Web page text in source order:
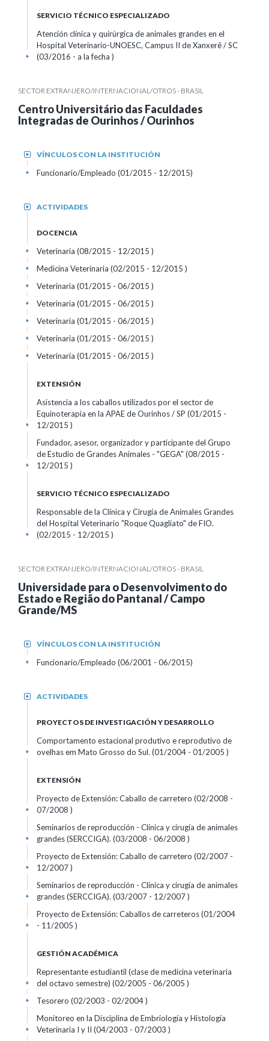
SERVICIO TÉCNICO ESPECIALIZADO
Atención clínica y quirúrgica de animales grandes en el
Hospital Veterinario-UNOESC, Campus II de Xanxerê / SC
(03/2016 - a la fecha )
+
SECTOR EXTRANJERO/INTERNACIONAL/OTROS - BRASIL
Centro Universitário das Faculdades
Integradas de Ourinhos / Ourinhos
VÍNCULOS CON LA INSTITUCIÓN
+
Funcionario/Empleado (01/2015 - 12/2015)
+
ACTIVIDADES
+
DOCENCIA
Veterinaria (08/2015 - 12/2015 )
+
Medicina Veterinaria (02/2015 - 12/2015 )
+
Veterinaria (01/2015 - 06/2015 )
+
Veterinaria (01/2015 - 06/2015 )
+
Veterinaria (01/2015 - 06/2015 )
+
Veterinaria (01/2015 - 06/2015 )
+
Veterinaria (01/2015 - 06/2015 )
+
EXTENSIÓN
Asistencia a los caballos utilizados por el sector de
Equinoterapia en la APAE de Ourinhos / SP (01/2015 -
12/2015 )
+
Fundador, asesor, organizador y participante del Grupo
de Estudio de Grandes Animales - "GEGA" (08/2015 -
12/2015 )
+
SERVICIO TÉCNICO ESPECIALIZADO
Responsable de la Clínica y Cirugía de Animales Grandes
del Hospital Veterinario "Roque Quagliato" de FIO.
(02/2015 - 12/2015 )
+
SECTOR EXTRANJERO/INTERNACIONAL/OTROS - BRASIL
Universidade para o Desenvolvimento do
Estado e Região do Pantanal / Campo
Grande/MS
VÍNCULOS CON LA INSTITUCIÓN
+
Funcionario/Empleado (06/2001 - 06/2015)
+
ACTIVIDADES
+
PROYECTOS DE INVESTIGACIÓN Y DESARROLLO
Comportamento estacional produtivo e reprodutivo de
ovelhas em Mato Grosso do Sul. (01/2004 - 01/2005 )
+
EXTENSIÓN
Proyecto de Extensión: Caballo de carretero (02/2008 -
07/2008 )
+
Seminarios de reproducción - Clínica y cirugía de animales
grandes (SERCCIGA). (03/2008 - 06/2008 )
+
Proyecto de Extensión: Caballo de carretero (02/2007 -
12/2007 )
+
Seminarios de reproducción - Clínica y cirugía de animales
grandes (SERCCIGA). (03/2007 - 12/2007 )
+
Proyecto de Extensión: Caballos de carreteros (01/2004
- 11/2005 )
+
GESTIÓN ACADÉMICA
Representante estudiantil (clase de medicina veterinaria
del octavo semestre) (02/2005 - 06/2005 )
+
Tesorero (02/2003 - 02/2004 )
+
Monitoreo en la Disciplina de Embriología y Histología
Veterinaria I y II (04/2003 - 07/2003 )
+